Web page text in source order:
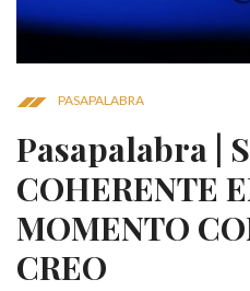
PASAPALABRA
Pasapalabra |
COHERENTE
MOMENTO
CREO